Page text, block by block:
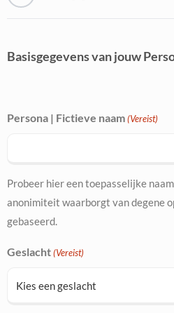
Basisgegevens van jouw
Persona | Fictieve naam (Vereist)
Probeer hier een toepasselijke
anonimiteit waarborgt van degene
gebaseerd.
Geslacht (Vereist)